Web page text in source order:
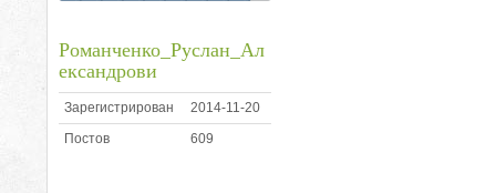
Романченко_Руслан_Ал
ександрови
Зарегистрирован
2014-11-20
Постов
609